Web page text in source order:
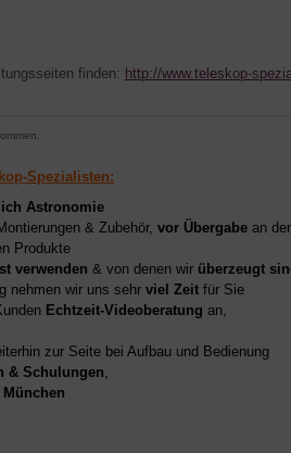
finden: http://www.teleskop-
Spezialisten:
Astronomie
& Zubehör, vor Übergabe an
Produkte
verwenden & von denen wir überzeugt
nehmen wir uns sehr viel Zeit für Sie
Echtzeit-Videoberatung an,
zur Seite bei Aufbau und Bedienung
& Schulungen